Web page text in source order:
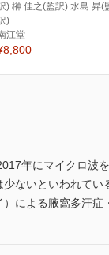
) 榊 佳之(監訳) 水島 昇(
)
江堂
年にマイクロ波
ないといわれて
による腋窩多汗症